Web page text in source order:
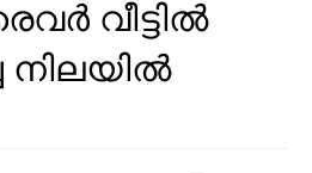
വീട്ടിൽ
നിലയിൽ